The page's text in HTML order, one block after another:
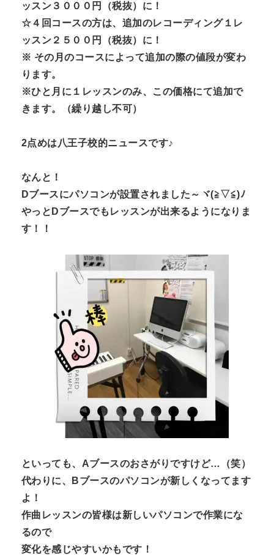
ッスン３０００円（税抜）に！
☆４回コースの方は、追加のレコーディング１レ
ッスン２５００円（税抜）に！
※ その月のコースによって追加の際の値段が変わ
ります。
※ひと月に１レッスンのみ、この価格にて追加で
きます。（繰り越し不可）
2点めは八王子校的ニュースです♪
なんと！
Dブースにパソコンが設置されました～ヾ(≧▽≦)ﾉ
やっとDブースでもレッスンが出来るようになりま
す！！
といっても、Aブースのおさがりですけど…（笑）
代わりに、Bブースのパソコンが新しくなってます
よ！
作曲レッスンの皆様は新しいパソコンで作業にな
るので
変化を感じやすいかもです！